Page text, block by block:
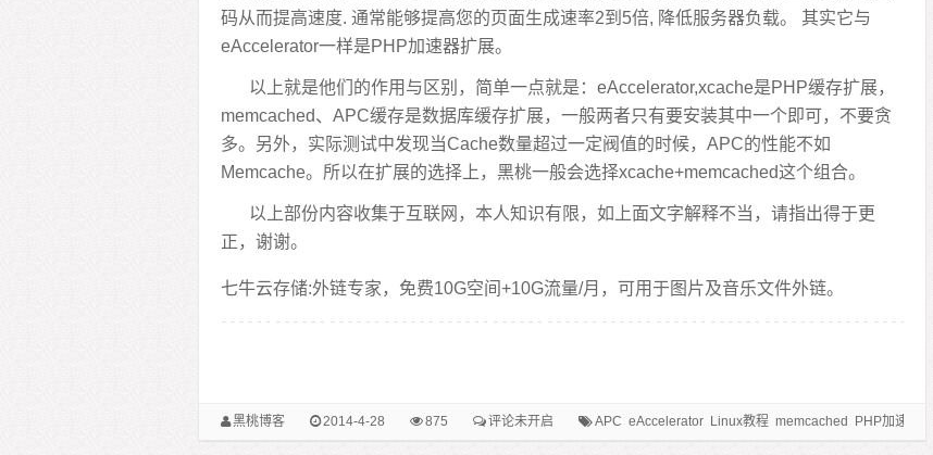
码从而提高速度. 通常能够提高您的页面生成速率2到5倍, 降低服务器负载。 其实它与
eAccelerator一样是PHP加速器扩展。
以上就是他们的作用与区别，简单一点就是：eAccelerator,xcache是PHP缓存扩展，
memcached、APC缓存是数据库缓存扩展，一般两者只有要安装其中一个即可，不要贪
多。另外，实际测试中发现当Cache数量超过一定阀值的时候，APC的性能不如
Memcache。所以在扩展的选择上，黑桃一般会选择xcache+memcached这个组合。
以上部份内容收集于互联网，本人知识有限，如上面文字解释不当，请指出得于更
正，谢谢。
七牛云存储:外链专家，免费10G空间+10G流量/月，可用于图片及音乐文件外链。
黑桃博客 2014-4-28 875 评论未开启 APC eAccelerator Linux教程 memcached PHP加速器